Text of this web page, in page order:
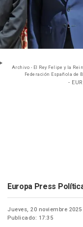
Archivo - El Rey Felipe y la
Federación Española de
-
Europa Press
Jueves, 20 noviembre 2025
Publicado: 17:35